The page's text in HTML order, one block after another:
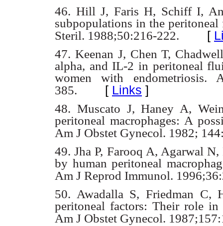
46. Hill J, Faris H, Schiff I,
subpopulations in the
Steril. 1988;50:216-222. [
47. Keenan J, Chen T,
alpha, and IL-2 in peritoneal
women with endometriosis.
385. [ Links ]
48. Muscato J, Haney A,
peritoneal macrophages: A
Am J Obstet Gynecol. 1982;
49. Jha P, Farooq A, Agarwal
by human peritoneal
Am J Reprod Immunol.
50. Awadalla S, Friedman
peritoneal factors: Their role
Am J Obstet Gynecol.